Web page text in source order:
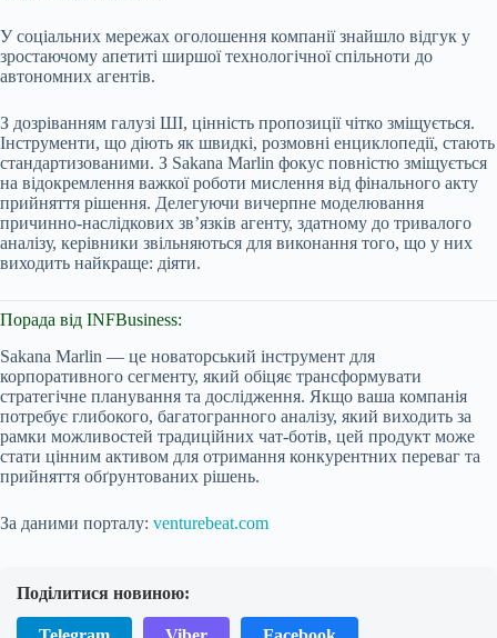
У соціальних мережах оголошення компанії знайшло відгук у
зростаючому апетиті ширшої технологічної спільноти до
автономних агентів.
З дозріванням галузі ШІ, цінність пропозиції чітко зміщується.
Інструменти, що діють як швидкі, розмовні енциклопедії, стають
стандартизованими. З Sakana Marlin фокус повністю зміщується
на відокремлення важкої роботи мислення від фінального акту
прийняття рішення. Делегуючи вичерпне моделювання
причинно-наслідкових зв’язків агенту, здатному до тривалого
аналізу, керівники звільняються для виконання того, що у них
виходить найкраще: діяти.
Порада від INFBusiness:
Sakana Marlin — це новаторський інструмент для
корпоративного сегменту, який обіцяє трансформувати
стратегічне планування та дослідження. Якщо ваша компанія
потребує глибокого, багатогранного аналізу, який виходить за
рамки можливостей традиційних чат-ботів, цей продукт може
стати цінним активом для отримання конкурентних переваг та
прийняття обґрунтованих рішень.
За даними порталу: venturebeat.com
Поділитися новиною: